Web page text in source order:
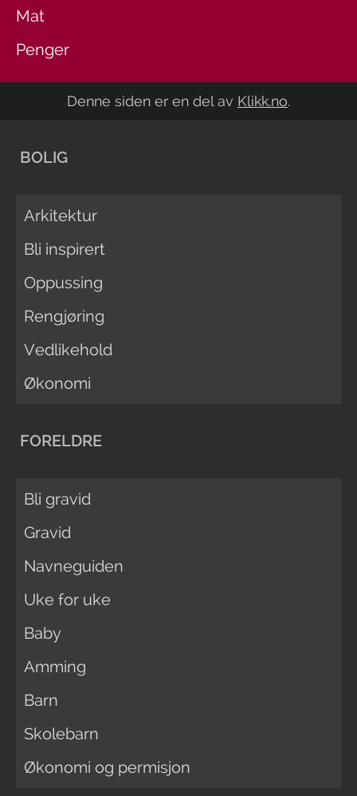
Mat
Penger
Denne siden er en del av Klikk.no.
BOLIG
Arkitektur
Bli inspirert
Oppussing
Rengjøring
Vedlikehold
Økonomi
FORELDRE
Bli gravid
Gravid
Navneguiden
Uke for uke
Baby
Amming
Barn
Skolebarn
Økonomi og permisjon